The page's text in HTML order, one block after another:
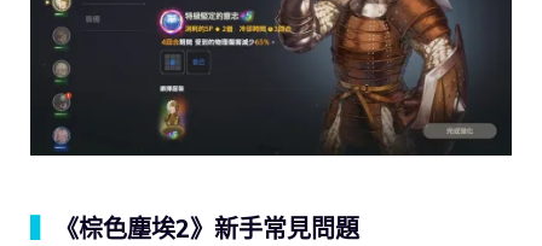
《棕色塵埃2》新手常見問題